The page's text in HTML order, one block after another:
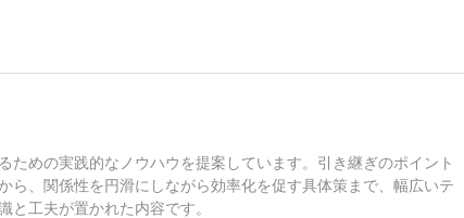
めの実践的なノウハウを提案しています。引き継ぎのポイント
、関係性を円滑にしながら効率化を促す具体策まで、幅広いテ
と工夫が置かれた内容です。